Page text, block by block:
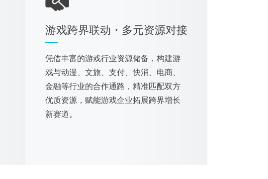
游戏跨界联动・多元资源对接
凭借丰富的游戏行业资源储备，构建游
戏与动漫、文旅、支付、快消、电商、
金融等行业的合作通路，精准匹配双方
优质资源，赋能游戏企业拓展跨界增长
新赛道。